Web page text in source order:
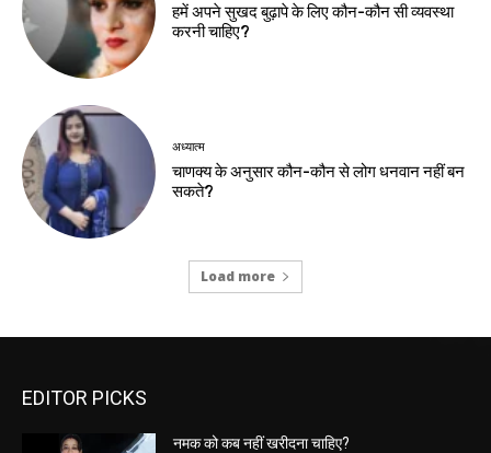
हमें अपने सुखद बुढ़ापे के लिए कौन-कौन सी व्यवस्था
करनी चाहिए?
अध्यात्म
चाणक्य के अनुसार कौन-कौन से लोग धनवान नहीं बन
सकते?
Load more
EDITOR PICKS
नमक को कब नहीं खरीदना चाहिए?